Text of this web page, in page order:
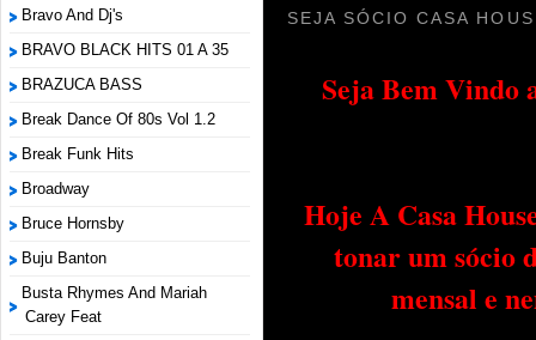
Bravo And Dj's
BRAVO BLACK HITS 01 A 35
BRAZUCA BASS
Break Dance Of 80s Vol 1.2
Break Funk Hits
Broadway
Bruce Hornsby
Buju Banton
Busta Rhymes And Mariah
Carey Feat
SEJA SÓCIO CASA
Seja Bem Vindo
Hoje A Casa
tonar um sócio
mensal e